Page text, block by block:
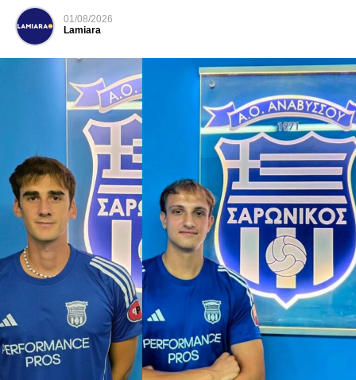
01/08/2026
Lamiara